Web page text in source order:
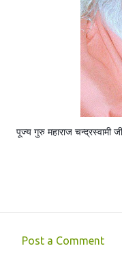
पूज्य गुरु महाराज
Post a Comment